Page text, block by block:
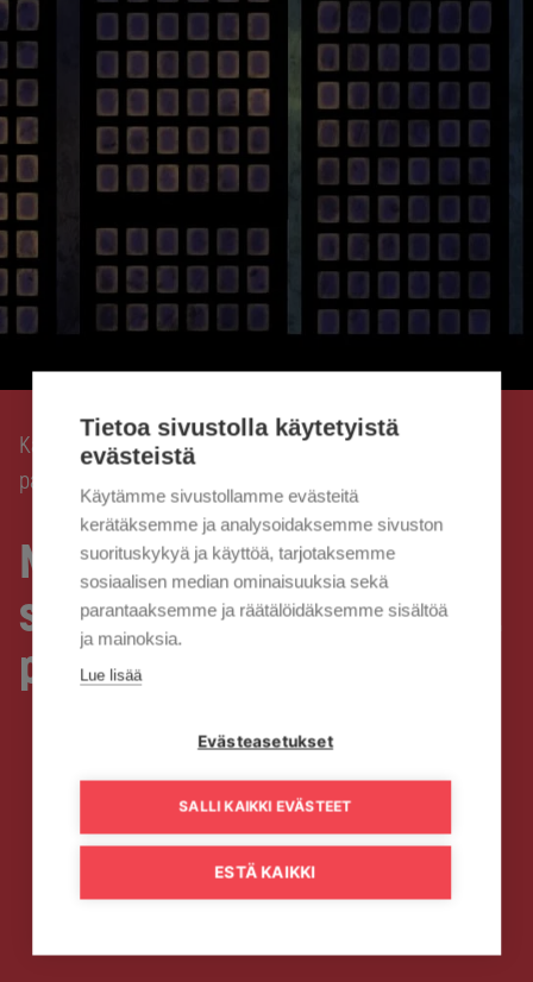
Kaisanet ›Mahdollisten sähkökatkojen vaikutukset
palveluihimme
Mahdollisten
sähkökatkojen vaikutukset
palveluihimme
Tietoa sivustolla käytetyistä
evästeistä
Käytämme sivustollamme evästeitä
kerätäksemme ja analysoidaksemme sivuston
suorituskykyä ja käyttöä, tarjotaksemme
sosiaalisen median ominaisuuksia sekä
parantaaksemme ja räätälöidäksemme sisältöä
ja mainoksia.
Lue lisää
Evästeasetukset
SALLI KAIKKI EVÄSTEET
ESTÄ KAIKKI